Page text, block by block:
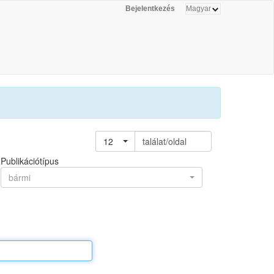
Bejelentkezés
12
találat/oldal
Publikációtípus
bármi